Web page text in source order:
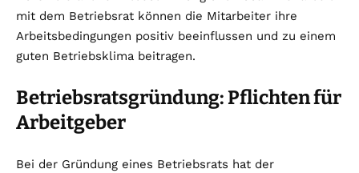
mit dem Betriebsrat können die Mitarbeiter ihre
Arbeitsbedingungen positiv beeinflussen und zu einem
guten Betriebsklima beitragen.
Betriebsratsgründung: Pflichten für
Arbeitgeber
Bei der Gründung eines Betriebsrats hat der